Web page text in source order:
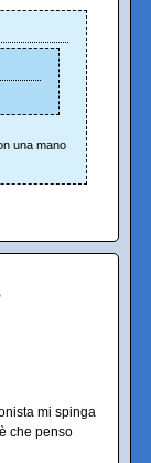
una mano
mi spinga
che penso